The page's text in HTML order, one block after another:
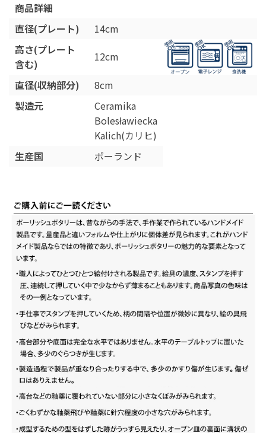
商品詳細
直径(プレート)
14cm
高さ(プレート
含む)
12cm
直径(収納部分)
8cm
製造元
Ceramika
Bolesławiecka
Kalich(カリヒ)
生産国
ポーランド